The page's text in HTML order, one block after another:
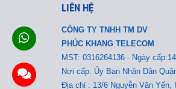
LIÊN HỆ
CÔNG TY TNHH TM DV
PHÚC KHANG TELECOM
MST: 0316264136 - Ngày
Nơi cấp: Ủy Ban Nhân Dân
Địa chỉ : 13/6 Nguyễn Văn Yến,